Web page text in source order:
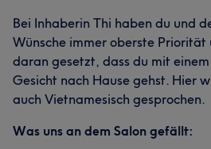
Bei Inhaberin Thi haben du und
Wünsche immer oberste Priorität
daran gesetzt, dass du mit
Gesicht nach Hause gehst. Hier
auch Vietnamesisch gesprochen.
Was uns an dem Salon gefällt: